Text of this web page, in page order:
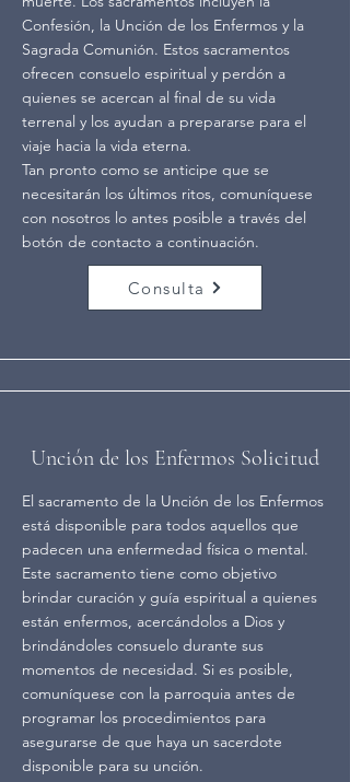
Confesión, la Unción de los Enfermos y la
Sagrada Comunión. Estos sacramentos
ofrecen consuelo espiritual y perdón a
quienes se acercan al final de su vida
terrenal y los ayudan a prepararse para el
viaje hacia la vida eterna.
Tan pronto como se anticipe que se
necesitarán los últimos ritos, comuníquese
con nosotros lo antes posible a través del
botón de contacto a continuación.
Consulta
Unción de los Enfermos Solicitud
El sacramento de la Unción de los Enfermos
está disponible para todos aquellos que
padecen una enfermedad física o mental.
Este sacramento tiene como objetivo
brindar curación y guía espiritual a quienes
están enfermos, acercándolos a Dios y
brindándoles consuelo durante sus
momentos de necesidad. Si es posible,
comuníquese con la parroquia antes de
programar los procedimientos para
asegurarse de que haya un sacerdote
disponible para su unción.